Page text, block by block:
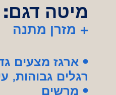
מיטה דגם:
מזרן מתנה +
ארגז מצעים גדול במיוחד •
רגלים גבוהות,
מרשים •